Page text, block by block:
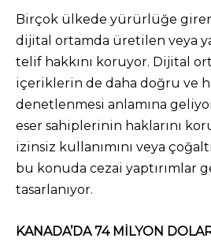
Birçok ülkede yürürlüğe giren
dijital ortamda üretilen veya
telif hakkını koruyor. Dijital
içeriklerin de daha doğru ve
denetlenmesi anlamına
eser sahiplerinin haklarını
izinsiz kullanımını veya
bu konuda cezai yaptırımlar
tasarlanıyor.
KANADA’DA 74 MİLYON